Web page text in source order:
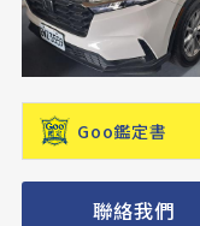
Goo鑑定書
聯絡我們